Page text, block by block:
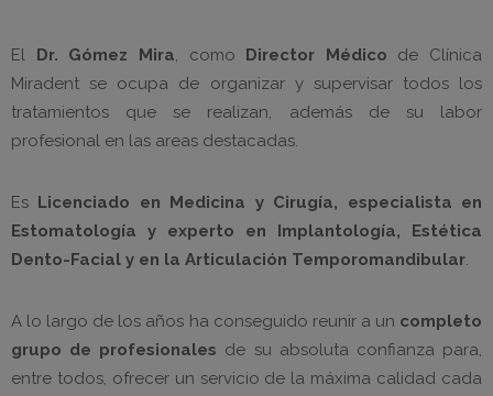
El Dr. Gómez Mira, como Director Médico de Clínica
Miradent se ocupa de organizar y supervisar todos los
tratamientos que se realizan, además de su labor
profesional en las areas destacadas.
Es Licenciado en Medicina y Cirugía, especialista en
Estomatología y experto en Implantología, Estética
Dento-Facial y en la Articulación Temporomandibular.
A lo largo de los años ha conseguido reunir a un completo
grupo de profesionales de su absoluta confianza para,
entre todos, ofrecer un servicio de la máxima calidad cada